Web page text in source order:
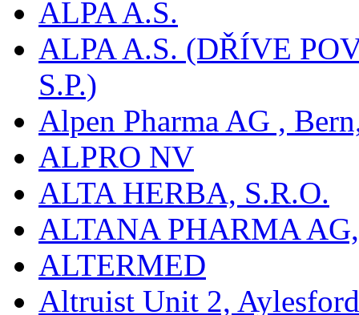
ALPA A.S.
ALPA A.S. (DŘÍVE
S.P.)
Alpen Pharma AG ,
ALPRO NV
ALTA HERBA, S.R.O.
ALTANA PHARMA
ALTERMED
Altruist Unit 2, Aylesford